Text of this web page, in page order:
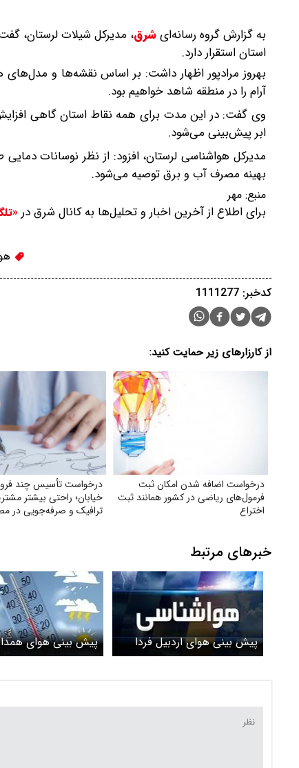
به گزارش گروه رسانه‌ایشرق،
استان استقرار دارد.
بهروز مرادپور اظهار داشت: بر اساس نقشه‌ها و مدل‌های
آرام را در منطقه شاهد خواهیم بود.
وی گفت: در این مدت برای همه نقاط استان گاهی
ابر پیش‌بینی می‌شود.
بهینه مصرف آب و برق توصیه می‌شود.
منبع: مهر
برای اطلاع از آخرین اخبار و تحلیل‌ها به کانال شرق در
کدخبر: 1111277
از کارزارهای زیر حمایت کنید:
درخواست اضافه شدن امکان ثبت
فرمول‌های ریاضی در کشور همانند ثبت
اختراع
درخواست تأسیس چند
خیابان؛ راحتی بیشتر
ترافیک و صرفه‌جویی در
خبرهای مرتبط
پیش بینی هوای اردبیل فردا
دوشنبه 1 تیرماه/ کاهش دما تا
پیش بینی هوای
دوشنبه 1 تیرماه/